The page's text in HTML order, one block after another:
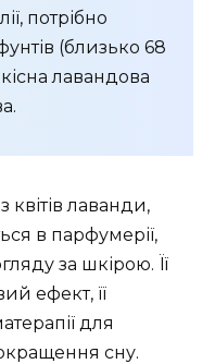
потрібно
(близько 68
лавандова
квітів лаванди,
в парфумерії,
за шкірою. Її
ефект, її
для
сну.